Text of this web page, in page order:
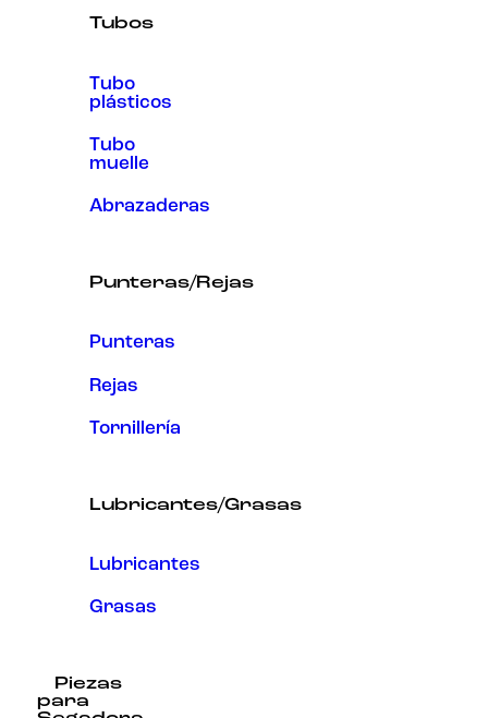
Tubos
Tubo
plásticos
Tubo
muelle
Abrazaderas
Punteras/Rejas
Punteras
Rejas
Tornillería
Lubricantes/Grasas
Lubricantes
Grasas
Piezas
para